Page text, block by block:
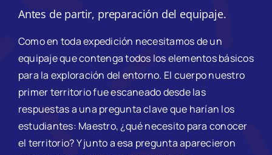
Antes de partir, preparación del equipaje.
Como en toda expedición necesitamos de un
equipaje que contenga todos los elementos básicos
para la exploración del entorno. El cuerponuestro
primer territorio fue escaneado desde las
respuestas a una pregunta clave que harían los
estudiantes: Maestro, ¿qué necesito para conocer
el territorio? Y junto a esa pregunta aparecieron